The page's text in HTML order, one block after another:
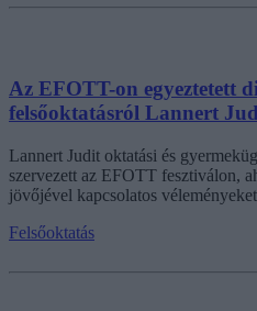
Az EFOTT-on egyeztetett
felsőoktatásról Lannert
Lannert Judit oktatási és
szervezett az EFOTT fesztiválon,
jövőjével kapcsolatos
Felsőoktatás